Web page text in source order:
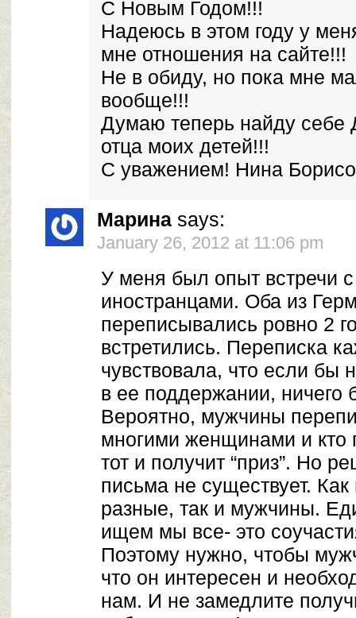
С Новым Годом!!!
Надеюсь в этом году у
мне отношения на сайте!!!
Не в обиду, но пока мне
вообще!!!
Думаю теперь найду себе
отца моих детей!!!
С уважением! Нина
Марина says:
January 26, 2012 at 11:06 pm
У меня был опыт встречи
иностранцами. Оба из
переписывались ровно 2
встретились. Переписка
чувствовала, что если бы
в ее поддержании,
Вероятно, мужчины
многими женщинами и кто
тот и получит “приз”. Но
письма не существует.
разные, так и мужчины.
ищем мы все- это
Поэтому нужно, чтобы
что он интересен и
нам. И не замедлите